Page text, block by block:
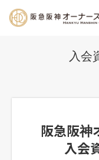
トップページ
暮らしのサポート
入会
阪急阪神
入会